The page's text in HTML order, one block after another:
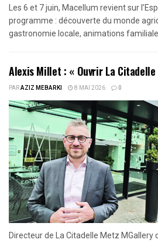
Les 6 et 7 juin, Macellum revient sur
programme : découverte du monde
gastronomie locale, animations
Alexis Millet : « Ouvrir La
PARAZIZ MEBARKI 8 MAI 2026 0
Directeur de La Citadelle Metz MGallery